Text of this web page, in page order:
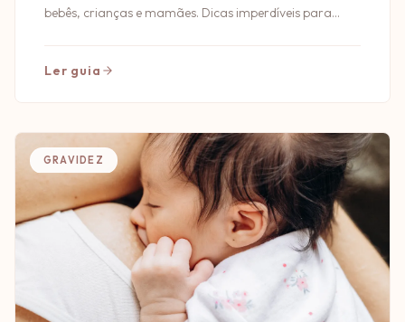
bebês, crianças e mamães. Dicas imperdíveis para
Ler guia
GRAVIDEZ